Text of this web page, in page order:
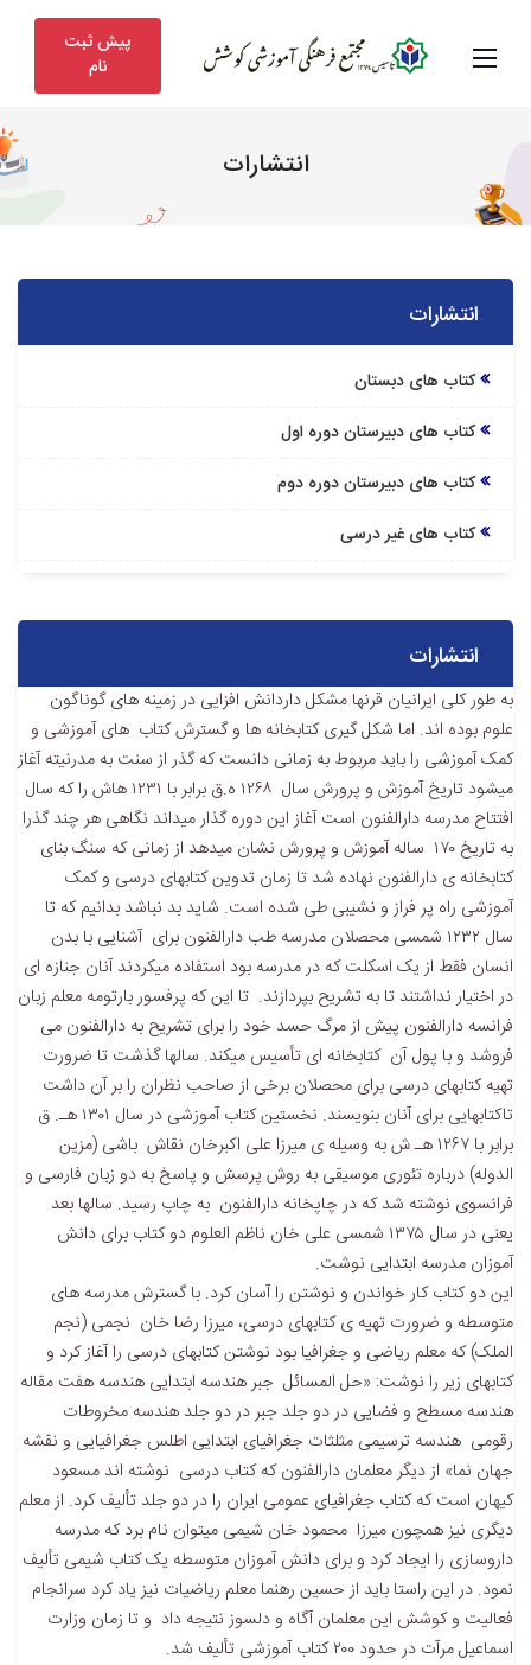
پیش ثبت
نام
انتشارات
انتشارات
کتاب های دبستان
کتاب های دبیرستان دوره اول
کتاب های دبیرستان دوره دوم
کتاب های غیر درسی
انتشارات
به طور کلی ایرانیان قرنها مشکل داردانش افزایی در زمینه های گوناگون
علوم بوده اند. اما شکل گیری کتابخانه ها و گسترش کتاب های آموزشی و
کمک آموزشی را باید مربوط به زمانی دانست که گذر از سنت به مدرنیته آغاز
میشود تاریخ آموزش و پرورش سال ۱۲۶۸ ه.ق برابر با ۱۲۳۱ هاش را که سال
افتتاح مدرسه دارالفنون است آغاز این دوره گذار میداند نگاهی هر چند گذرا
به تاریخ ۱۷۰ ساله آموزش و پرورش نشان میدهد از زمانی که سنگ بنای
کتابخانه ی دارالفنون نهاده شد تا زمان تدوین کتابهای درسی و کمک
آموزشی راه پر فراز و نشیبی طی شده است. شاید بد نباشد بدانیم که تا
سال ۱۲۳۲ شمسی محصلان مدرسه طب دارالفنون برای آشنایی با بدن
انسان فقط از یک اسکلت که در مدرسه بود استفاده میکردند آنان جنازه ای
در اختیار نداشتند تا به تشریح بپردازند. تا این که پرفسور بارتومه معلم زبان
فرانسه دارالفنون پیش از مرگ حسد خود را برای تشریح به دارالفنون می
فروشد و با پول آن کتابخانه ای تأسیس میکند. سالها گذشت تا ضرورت
تهیه کتابهای درسی برای محصلان برخی از صاحب نظران را بر آن داشت
تاکتابهایی برای آنان بنویسند. نخستین کتاب آموزشی در سال ۱۳۰۱ هـ. ق
برابر با ۱۲۶۷ هـ ش به وسیله ی میرزا علی اکبرخان نقاش باشی (مزین
الدوله) درباره تئوری موسیقی به روش پرسش و پاسخ به دو زبان فارسی و
فرانسوی نوشته شد که در چاپخانه دارالفنون به چاپ رسید. سالها بعد
یعنی در سال ۱۳۷۵ شمسی علی خان ناظم العلوم دو کتاب برای دانش
آموزان مدرسه ابتدایی نوشت.
این دو کتاب کار خواندن و نوشتن را آسان کرد. با گسترش مدرسه های
متوسطه و ضرورت تهیه ی کتابهای درسی، میرزا رضا خان نجمی (نجم
الملک) که معلم ریاضی و جغرافیا بود نوشتن کتابهای درسی را آغاز کرد و
کتابهای زیر را نوشت: «حل المسائل جبر هندسه ابتدایی هندسه هفت مقاله
هندسه مسطح و فضایی در دو جلد جبر در دو جلد هندسه مخروطات
رقومی هندسه ترسیمی مثلثات جغرافیای ابتدایی اطلس جغرافیایی و نقشه
جهان نما» از دیگر معلمان دارالفنون که کتاب درسی نوشته اند مسعود
کیهان است که کتاب جغرافیای عمومی ایران را در دو جلد تألیف کرد. از معلم
دیگری نیز همچون میرزا محمود خان شیمی میتوان نام برد که مدرسه
داروسازی را ایجاد کرد و برای دانش آموزان متوسطه یک کتاب شیمی تألیف
نمود. در این راستا باید از حسین رهنما معلم ریاضیات نیز یاد کرد سرانجام
فعالیت و کوشش این معلمان آگاه و دلسوز نتیجه داد و تا زمان وزارت
اسماعیل مرآت در حدود ۲۰۰ کتاب آموزشی تألیف شد.